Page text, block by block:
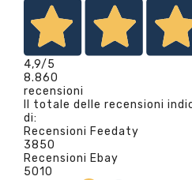
4,9/5
8.860
recensioni
Il totale delle recensioni
di:
Recensioni Feedaty
3850
Recensioni Ebay
5010